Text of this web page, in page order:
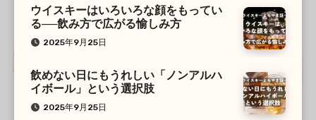
ウイスキーはいろいろな顔をもってい
る──飲み方で広がる愉しみ方
2025年9月25日
飲めない日にもうれしい「ノンアルハ
イボール」という選択肢
2025年9月25日